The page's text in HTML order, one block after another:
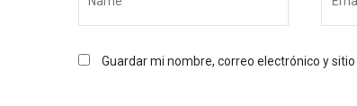
Guardar mi nombre, correo electrónico y